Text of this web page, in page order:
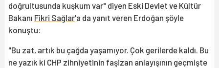
doğrultusunda kuşkum var" diyen Eski Devlet ve Kültür
Bakanı Fikri Sağlar'a da yanıt veren Erdoğan şöyle
konuştu:
"Bu zat, artık bu çağda yaşamıyor. Çok gerilerde kaldı. Bu
ne yazık ki CHP zihniyetinin faşizan anlayışının geçmişte